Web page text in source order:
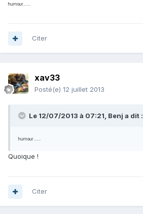
humour.......
Citer
xav33
Posté(e) 12 juillet 2013
Le 12/07/2013 à 07:21, Benj a dit :
humour.......
Quoique !
Citer